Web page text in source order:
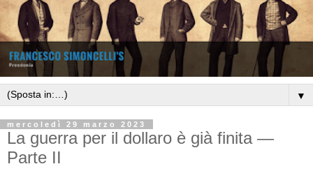
▼
mercoledì 29 marzo 2023
La guerra per il dollaro è già finita —
Parte II